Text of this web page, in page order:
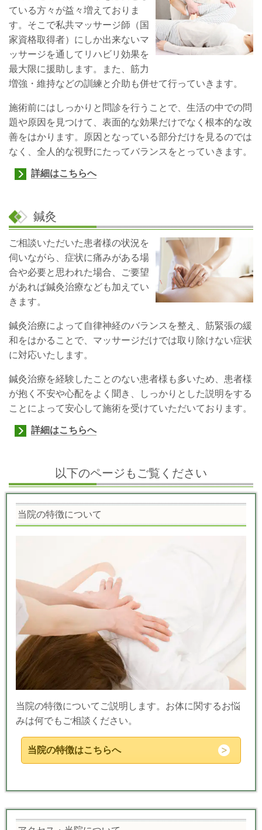
ている方々が益々増えておりま
す。そこで私共マッサージ師（国
家資格取得者）にしか出来ないマ
ッサージを通してリハビリ効果を
最大限に援助します。また、筋力
増強・維持などの訓練と介助も併せて行っていきます。
施術前にはしっかりと問診を行うことで、生活の中での問
題や原因を見つけて、表面的な効果だけでなく根本的な改
善をはかります。原因となっている部分だけを見るのでは
なく、全人的な視野にたってバランスをとっていきます。
詳細はこちらへ
鍼灸
ご相談いただいた患者様の状況を
伺いながら、症状に痛みがある場
合や必要と思われた場合、ご要望
があれば鍼灸治療なども加えてい
きます。
鍼灸治療によって自律神経のバランスを整え、筋緊張の緩
和をはかることで、マッサージだけでは取り除けない症状
に対応いたします。
鍼灸治療を経験したことのない患者様も多いため、患者様
が抱く不安や心配をよく聞き、しっかりとした説明をする
ことによって安心して施術を受けていただいております。
詳細はこちらへ
以下のページもご覧ください
当院の特徴について
当院の特徴についてご説明します。お体に関するお悩
みは何でもご相談ください。
当院の特徴はこちらへ